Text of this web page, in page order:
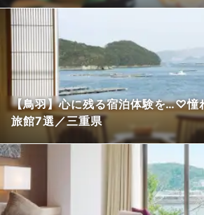
【鳥羽】心に残る宿泊体験を…♡憧
旅館7選／三重県